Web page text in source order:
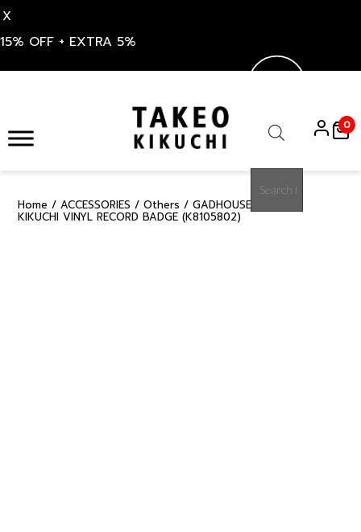
X
15% OFF + EXTRA 5%
content
search
0
Home / ACCESSORIES / Others / GADHOUSE x TAKEO
KIKUCHI VINYL RECORD BADGE (K8105802)